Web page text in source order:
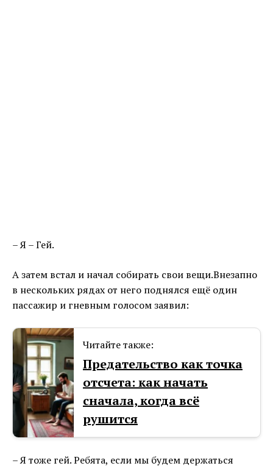
– Я – Гей.
А затем встал и начал собирать свои вещи.Внезапно
в нескольких рядах от него поднялся ещё один
пассажир и гневным голосом заявил:
Читайте также:
Предательство как точка
отсчета: как начать
сначала, когда всё
рушится
– Я тоже гей. Ребята, если мы будем держаться